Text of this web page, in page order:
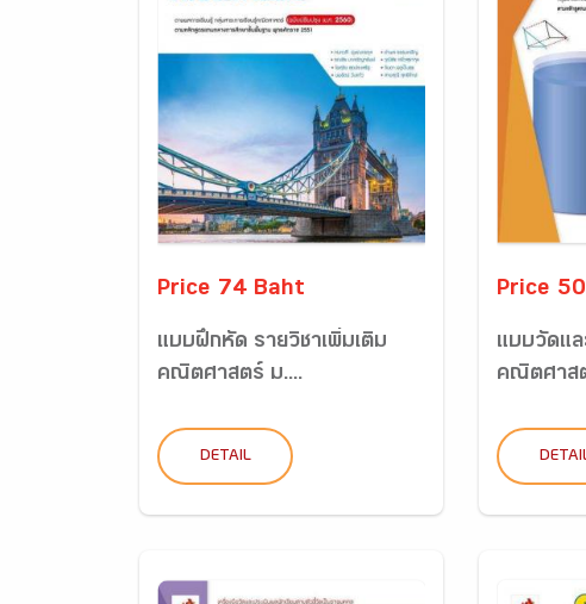
Price 74 Baht
แบบฝึกหัด รายวิชาเพิ่มเติม
คณิตศาสตร์ ม....
DETAIL
Price
แบบวัดแล
คณิตศาส